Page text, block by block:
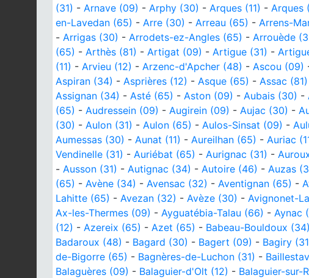
(31) - Arnave (09) - Arphy (30) - Arques (11) - Arques
en-Lavedan (65) - Arre (30) - Arreau (65) - Arrens-
- Arrigas (30) - Arrodets-ez-Angles (65) - Arrouède
(65) - Arthès (81) - Artigat (09) - Artigue (31) -
(11) - Arvieu (12) - Arzenc-d'Apcher (48) - Ascou (09)
Aspiran (34) - Asprières (12) - Asque (65) - Assac (81)
Assignan (34) - Asté (65) - Aston (09) - Aubais (30) -
(65) - Audressein (09) - Augirein (09) - Aujac (30) -
(30) - Aulon (31) - Aulon (65) - Aulos-Sinsat (09) -
Aumessas (30) - Aunat (11) - Aureilhan (65) - Auriac
Vendinelle (31) - Auriébat (65) - Aurignac (31) -
- Ausson (31) - Autignac (34) - Autoire (46) - Auzas
(65) - Avène (34) - Avensac (32) - Aventignan (65) -
Lahitte (65) - Avezan (32) - Avèze (30) - Avignonet-
Ax-les-Thermes (09) - Ayguatébia-Talau (66) - Aynac
(12) - Azereix (65) - Azet (65) - Babeau-Bouldoux (34)
Badaroux (48) - Bagard (30) - Bagert (09) - Bagiry
de-Bigorre (65) - Bagnères-de-Luchon (31) -
Balaguères (09) - Balaguier-d'Olt (12) - Balaguier-sur-